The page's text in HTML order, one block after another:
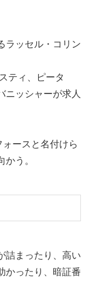
ラッセル・コリン
ティ、ピータ
ニッシャーが求人
ースと名付けら
う。
詰まったり、高い
かったり、暗証番